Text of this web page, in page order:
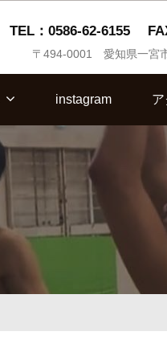
TEL：0586-62-6155
〒494-0001 愛知県一宮
instagram